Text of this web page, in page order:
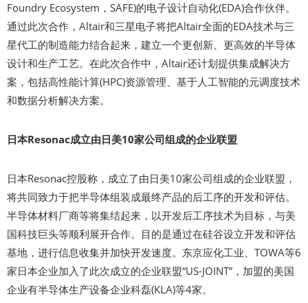
Foundry Ecosystem，SAFE)的电子设计自动化(EDA)合作伙伴。
通过此次合作，Altair和三星电子将把Altair全面的EDA技术与三
星代工的制造能力结合起来，建立一个更创新、更高效的半导体
设计和生产工艺。在此次合作中，Altair还计划提供集成解决方
案，包括高性能计算(HPC)资源管理、基于人工智能的元调度技术
和数据分析解决方案。
日本Resonac成立由日美10家公司组成的企业联盟
日本Resonac控股称，成立了由日美10家公司组成的企业联盟，
将共同致力于把半导体组装成最终产品的后工序的开发和评估。
半导体材料厂商等将集结起来，以开发后工序技术为目标，与美
国科技巨头等顺利展开合作。目的是通过在硅谷设立开发和评估
基地，进行信息收集并加快开发速度。东京应化工业、TOWA等6
家日本企业加入了此次成立的企业联盟“US-JOINT”，加盟的美国
企业有半导体生产设备企业科磊(KLA)等4家。